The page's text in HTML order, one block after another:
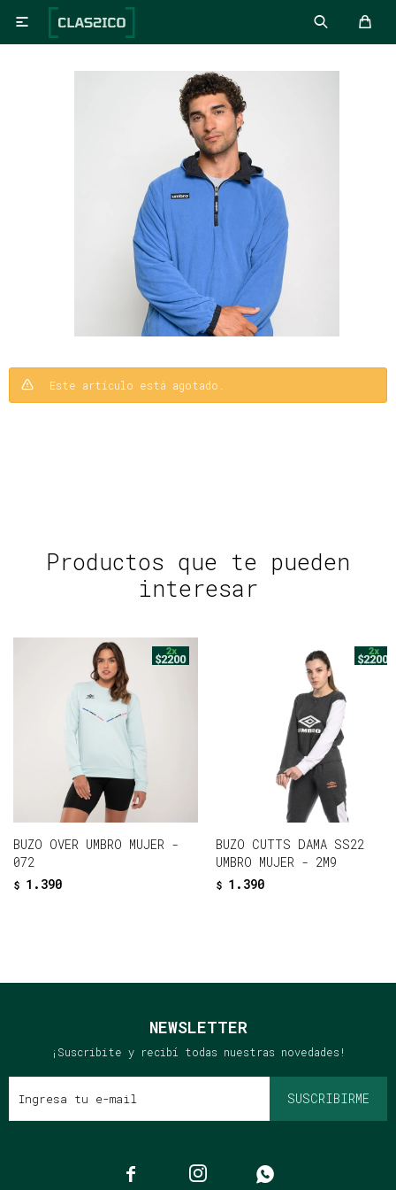

Este artículo está agotado.
Productos que te pueden
interesar
BUZO OVER UMBRO MUJER -
072
$ 1.390
BUZO CUTTS DAMA SS22
UMBRO MUJER - 2M9
$ 1.390
NEWSLETTER
¡Suscribite y recibí todas nuestras novedades!
SUSCRIBIRME
  